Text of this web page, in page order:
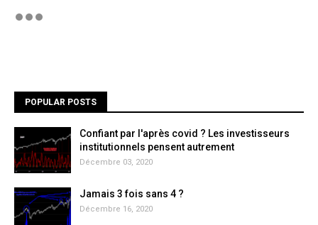
POPULAR POSTS
Confiant par l'après covid ? Les investisseurs
institutionnels pensent autrement
Décembre 03, 2020
Jamais 3 fois sans 4 ?
Décembre 16, 2020